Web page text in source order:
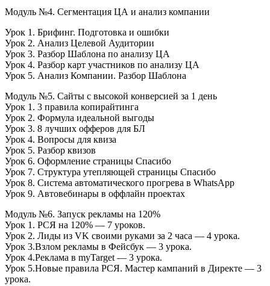
Модуль №4. Сегментация ЦА и анализ компании
Урок 1. Брифинг. Подготовка и ошибки
Урок 2. Анализ Целевой Аудитории
Урок 3. Разбор Шаблона по анализу ЦА
Урок 4. Разбор карт участников по анализу ЦА
Урок 5. Анализ Компании. Разбор Шаблона
Модуль №5. Сайты с высокой конверсией за 1 день
Урок 1. 3 правила копирайтинга
Урок 2. Формула идеальной выгоды
Урок 3. 8 лучших офферов для БЛ
Урок 4. Вопросы для квиза
Урок 5. Разбор квизов
Урок 6. Оформление страницы Спасибо
Урок 7. Структура утепляющей страницы Спасибо
Урок 8. Система автоматического прогрева в WhatsApp
Урок 9. Автовебинары в оффлайн проектах
Модуль №6. Запуск рекламы на 120%
Урок 1. РСЯ на 120% — 7 уроков.
Урок 2. Лиды из VK своими руками за 2 часа — 4 урока.
Урок 3.Взлом рекламы в Фейсбук — 3 урока.
Урок 4.Реклама в myTarget — 3 урока.
Урок 5.Новые правила РСЯ. Мастер кампаний в Директе — 3
урока.